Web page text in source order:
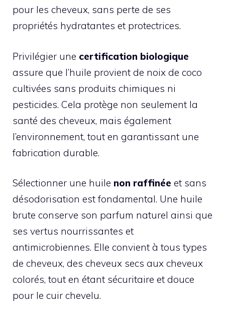
pour les cheveux, sans perte de ses
propriétés hydratantes et protectrices.
Privilégier une certification biologique
assure que l’huile provient de noix de coco
cultivées sans produits chimiques ni
pesticides. Cela protège non seulement la
santé des cheveux, mais également
l’environnement, tout en garantissant une
fabrication durable.
Sélectionner une huile non raffinée et sans
désodorisation est fondamental. Une huile
brute conserve son parfum naturel ainsi que
ses vertus nourrissantes et
antimicrobiennes. Elle convient à tous types
de cheveux, des cheveux secs aux cheveux
colorés, tout en étant sécuritaire et douce
pour le cuir chevelu.